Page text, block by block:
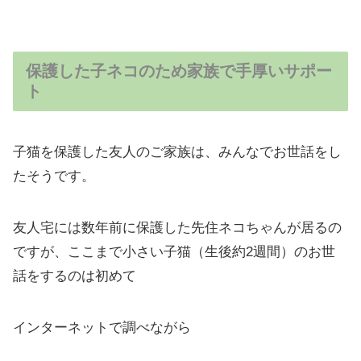
保護した子ネコのため家族で手厚いサポー
ト
子猫を保護した友人のご家族は、みんなでお世話をし
たそうです。
友人宅には数年前に保護した先住ネコちゃんが居るの
ですが、ここまで小さい子猫（生後約2週間）のお世
話をするのは初めて
インターネットで調べながら